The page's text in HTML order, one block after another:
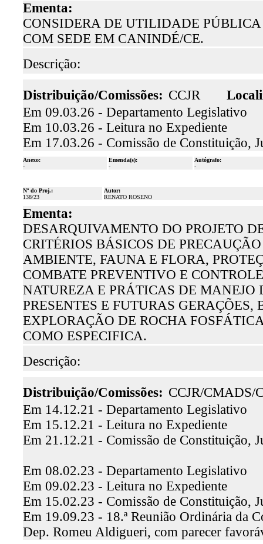
Ementa:
CONSIDERA DE UTILIDADE
COM SEDE EM CANINDÉ/CE.
Descrição:
Distribuição/Comissões: CCJR
Em 09.03.26 - Departamento Legislativo
Em 10.03.26 - Leitura no Expediente
Em 17.03.26 - Comissão de Constituição,
Anexo:
-
Emenda(s):
-
Autógrafo:
-
Nº do Proj.:
138/23
Autor:
RENATO ROSENO
Ementa:
DESARQUIVAMENTO DO PROJETO
CRITÉRIOS BÁSICOS DE
AMBIENTE, FAUNA E FLORA,
COMBATE PREVENTIVO E
NATUREZA E PRÁTICAS DE MANEJO
PRESENTES E FUTURAS
EXPLORAÇÃO DE ROCHA
COMO ESPECIFICA.
Descrição:
Distribuição/Comissões: CCJR/CMADS/
Em 14.12.21 - Departamento Legislativo
Em 15.12.21 - Leitura no Expediente
Em 21.12.21 - Comissão de Constituição,
Em 08.02.23 - Departamento Legislativo
Em 09.02.23 - Leitura no Expediente
Em 15.02.23 - Comissão de Constituição,
Em 19.09.23 - 18.ª Reunião Ordinária da
Dep. Romeu Aldigueri, com parecer